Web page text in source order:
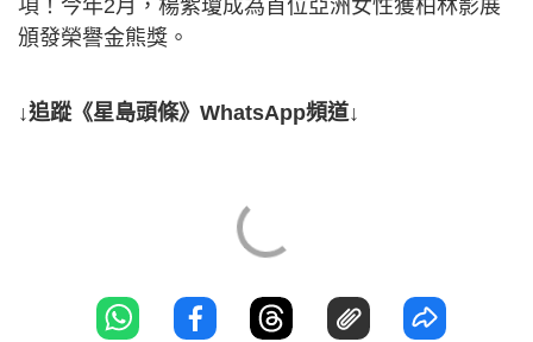
項！今年2月，楊紫瓊成為首位亞洲女性獲柏林影展
頒發榮譽金熊獎。
↓追蹤《星島頭條》WhatsApp頻道↓